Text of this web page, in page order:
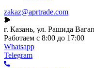
zakaz@aprtrade.com
г. Казань, ул. Рашида
Работаем с 8:00 до 17:00
Whatsapp
Telegram